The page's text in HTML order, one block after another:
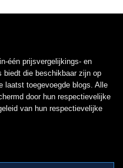
één prijsvergelijkings- en
biedt die beschikbaar zijn op
laatst toegevoegde blogs. Alle
door hun respectievelijke
van hun respectievelijke